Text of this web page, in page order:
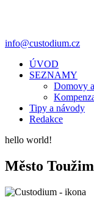
info@custodium.cz
ÚVOD
SEZNAMY
Domovy
Tipy a návody
Redakce
hello world!
Město Toužim